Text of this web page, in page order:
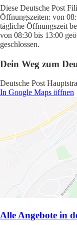
Diese Deutsche Post
Öffnungszeiten: von
tägliche Öffnungszeit
von 08:30 bis 13:00
geschlossen.
Dein Weg zum
Deutsche Post
In Google Maps öffnen
Alle Angebote in